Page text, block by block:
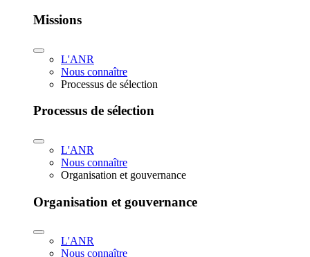
Missions
L'ANR
Nous connaître
Processus de sélection
Processus de sélection
L'ANR
Nous connaître
Organisation et gouvernance
Organisation et gouvernance
L'ANR
Nous connaître